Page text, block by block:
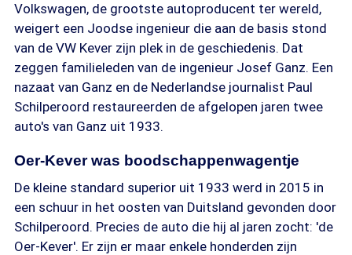
Volkswagen, de grootste autoproducent ter wereld,
weigert een Joodse ingenieur die aan de basis stond
van de VW Kever zijn plek in de geschiedenis. Dat
zeggen familieleden van de ingenieur Josef Ganz. Een
nazaat van Ganz en de Nederlandse journalist Paul
Schilperoord restaureerden de afgelopen jaren twee
auto's van Ganz uit 1933.
Oer-Kever was boodschappenwagentje
De kleine standard superior uit 1933 werd in 2015 in
een schuur in het oosten van Duitsland gevonden door
Schilperoord. Precies de auto die hij al jaren zocht: 'de
Oer-Kever'. Er zijn er maar enkele honderden zijn